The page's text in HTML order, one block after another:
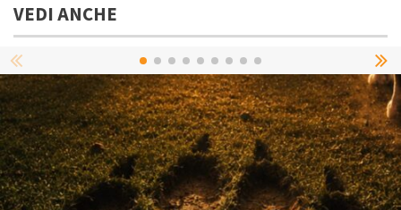
VEDI ANCHE